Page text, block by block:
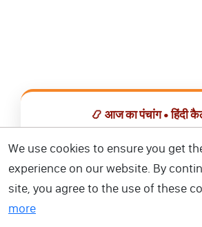
📿 आज का पंचांग • हिंदी
📅 हिंदी कैलेंडर ऐप
We use cookies to ensure you get
experience on our website. By
site, you agree to the use of these
more